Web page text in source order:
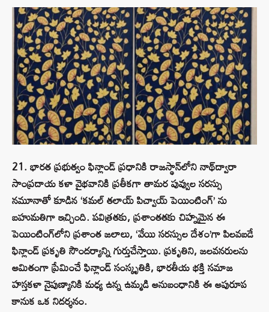
21. భారత ప్రభుత్వం ఫిన్లాండ్ ప్రధానికి రాజస్థాన్‌లోని నాథ్‌ద్వారా
సాంప్రదాయ కళా వైభవానికి ప్రతీకగా తామర పువ్వుల సరస్సు
నమూనాతో కూడిన ‘కమల్ తలాయ్ పిచ్వాయ్ పెయింటింగ్’ ను
బహుమతిగా ఇచ్చింది. పవిత్రతకు, ప్రశాంతతకు చిహ్నమైన ఈ
పెయింటింగ్‌లోని ప్రశాంత జలాలు, ‘వేయి సరస్సుల దేశం’గా పిలవబడే
ఫిన్లాండ్ ప్రకృతి సౌందర్యాన్ని గుర్తుచేస్తాయి. ప్రకృతిని, జలవనరులను
అమితంగా ప్రేమించే ఫిన్లాండ్ సంస్కృతికి, భారతీయ భక్తి సమాజ
హస్తకళా నైపుణ్యానికి మధ్య ఉన్న ఉమ్మడి అనుబంధానికి ఈ అపురూప
కానుక ఒక నిదర్శనం.